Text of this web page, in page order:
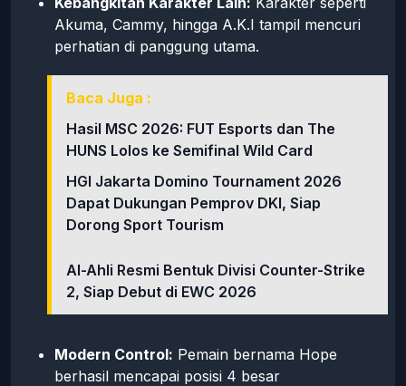
Akuma, Cammy, hingga A.K.I tampil mencuri
perhatian di panggung utama.
Baca Juga :
Hasil MSC 2026: FUT Esports dan The
HUNS Lolos ke Semifinal Wild Card
HGI Jakarta Domino Tournament 2026
Dapat Dukungan Pemprov DKI, Siap
Dorong Sport Tourism
Al-Ahli Resmi Bentuk Divisi Counter-Strike
2, Siap Debut di EWC 2026
Modern Control: Pemain bernama Hope
berhasil mencapai posisi 4 besar